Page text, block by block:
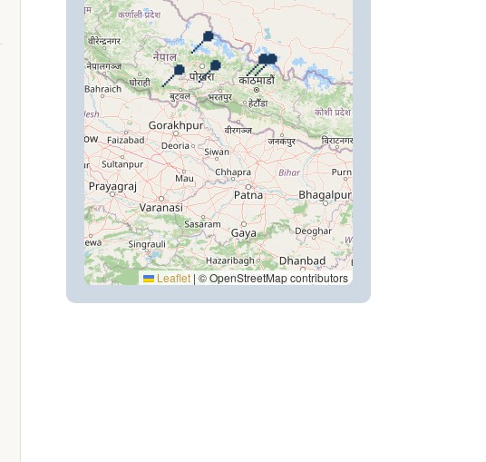
📍
📍
📍
📍
📍
Leaflet | © OpenStreetMap contributors